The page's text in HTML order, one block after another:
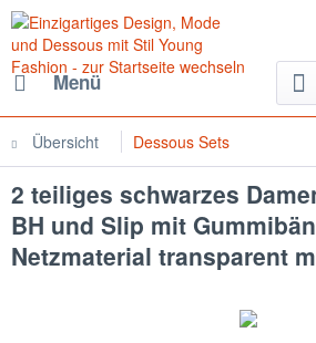
Menü
Übersicht Dessous Sets
2 teiliges schwarzes
BH und Slip mit
Netzmaterial transparent